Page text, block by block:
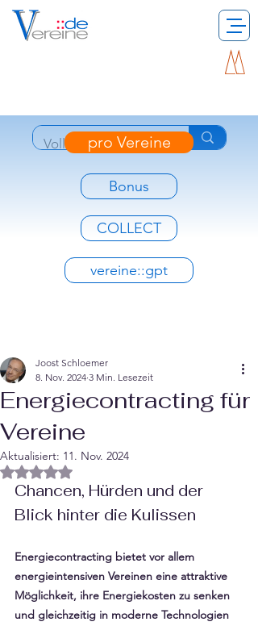
pro Vereine
Bonus
COLLECT
vereine::gpt
Energiecontracting für
Vereine
Joost Schloemer
8. Nov. 2024 3 Min. Lesezeit
Aktualisiert: 11. Nov. 2024
Mit NaN von 5 Sternen bewertet.
Chancen, Hürden und der
Blick hinter die Kulissen
Energiecontracting bietet vor allem
energieintensiven Vereinen eine attraktive
Möglichkeit, ihre Energiekosten zu senken
und gleichzeitig in moderne Technologien